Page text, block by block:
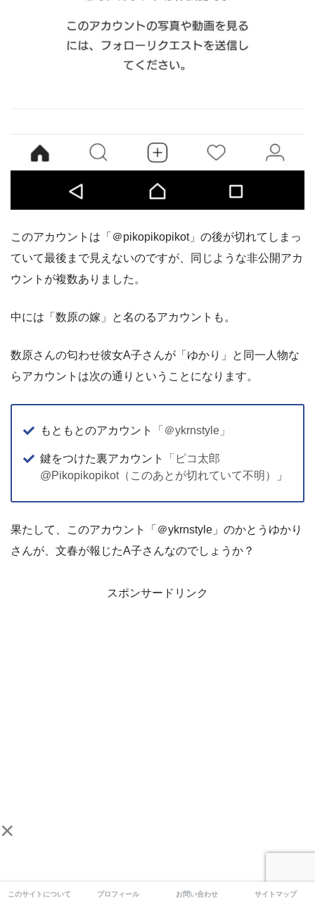
このアカウントは「＠pikopikopikot」の後が切れてしまっ
ていて最後まで見えないのですが、同じような非公開アカ
ウントが複数ありました。
中には「数原の嫁」と名のるアカウントも。
数原さんの匂わせ彼女A子さんが「ゆかり」と同一人物な
らアカウントは次の通りということになります。
もともとのアカウント 「＠ykrnstyle」
鍵をつけた裏アカウント
「ピコ太郎
@Pikopikopikot（このあとが切れていて不明）
」
果たして、このアカウント「＠ykrnstyle」のかとうゆかり
さんが、文春が報じたA子さんなのでしょうか？
スポンサードリンク
×
このサイトについて プロフィール お問い合わせ サイトマップ